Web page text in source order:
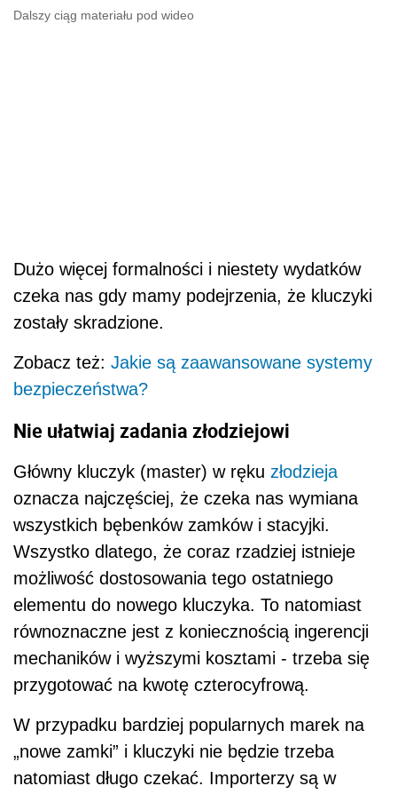
Dalszy ciąg materiału pod wideo
Dużo więcej formalności i niestety wydatków
czeka nas gdy mamy podejrzenia, że kluczyki
zostały skradzione.
Zobacz też: Jakie są zaawansowane systemy
bezpieczeństwa?
Nie ułatwiaj zadania złodziejowi
Główny kluczyk (master) w ręku złodzieja
oznacza najczęściej, że czeka nas wymiana
wszystkich bębenków zamków i stacyjki.
Wszystko dlatego, że coraz rzadziej istnieje
możliwość dostosowania tego ostatniego
elementu do nowego kluczyka. To natomiast
równoznaczne jest z koniecznością ingerencji
mechaników i wyższymi kosztami - trzeba się
przygotować na kwotę czterocyfrową.
W przypadku bardziej popularnych marek na
„nowe zamki” i kluczyki nie będzie trzeba
natomiast długo czekać. Importerzy są w